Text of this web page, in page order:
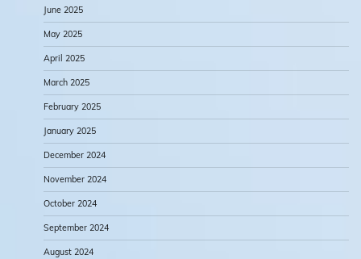
June 2025
May 2025
April 2025
March 2025
February 2025
January 2025
December 2024
November 2024
October 2024
September 2024
August 2024